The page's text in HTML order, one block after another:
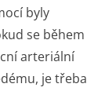
byly
se během
arteriální
je třeba